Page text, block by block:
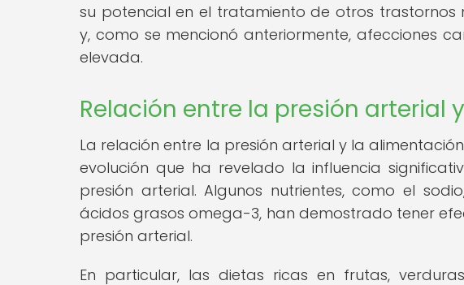
su potencial en el tratamiento de otros trastornos
y, como se mencionó anteriormente, afecciones
elevada.
Relación entre la presión arterial
La relación entre la presión arterial y la
evolución que ha revelado la influencia
presión arterial. Algunos nutrientes, como el
ácidos grasos omega-3, han demostrado tener
presión arterial.
En particular, las dietas ricas en frutas,